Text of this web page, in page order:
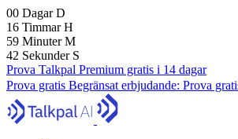
00 DagarD
16 TimmarH
59 MinuterM
41 Sekunder S
Prova Talkpal Premium gratis i 14 dagar
Prova gratis Begränsat erbjudande: Prova